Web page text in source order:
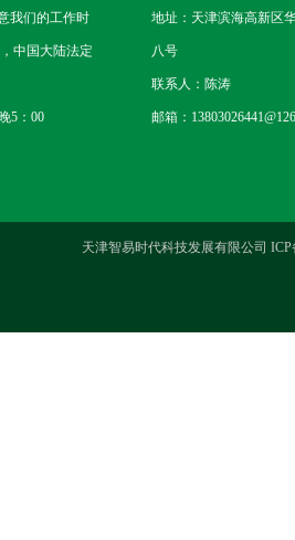
我们的工作时
中国大陆法定
5：00
地址：天津滨海高新区
八号
联系人：陈涛
邮箱：
天津智易时代科技发展有限公司 ICP